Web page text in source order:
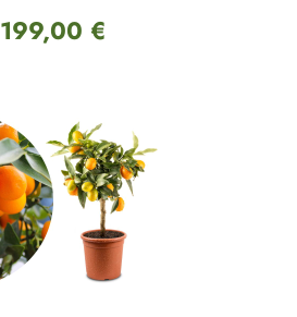
Regulärer Preis:
199,00 €